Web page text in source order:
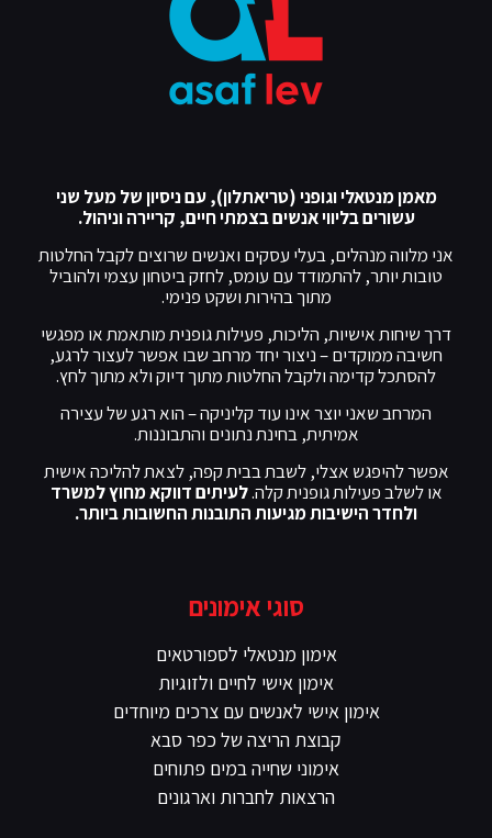
מאמן מנטאלי וגופני (טריאתלון), עם ניסיון של מעל שני
עשורים בליווי אנשים בצמתי חיים, קריירה וניהול.
אני מלווה מנהלים, בעלי עסקים ואנשים שרוצים לקבל החלטות
טובות יותר, להתמודד עם עומס, לחזק ביטחון עצמי ולהוביל
מתוך בהירות ושקט פנימי.
דרך שיחות אישיות, הליכות, פעילות גופנית מותאמת או מפגשי
חשיבה ממוקדים – ניצור יחד מרחב שבו אפשר לעצור לרגע,
להסתכל קדימה ולקבל החלטות מתוך דיוק ולא מתוך לחץ.
המרחב שאני יוצר אינו עוד קליניקה – הוא רגע של עצירה
אמיתית, בחינת נתונים והתבוננות.
אפשר להיפגש אצלי, לשבת בבית קפה, לצאת להליכה אישית
או לשלב פעילות גופנית קלה.לעיתים דווקא מחוץ למשרד
ולחדר הישיבות מגיעות התובנות החשובות ביותר.
סוגי אימונים
אימון מנטאלי לספורטאים
אימון אישי לחיים ולזוגיות
אימון אישי לאנשים עם צרכים מיוחדים
קבוצת הריצה של כפר סבא
אימוני שחייה במים פתוחים
הרצאות לחברות וארגונים